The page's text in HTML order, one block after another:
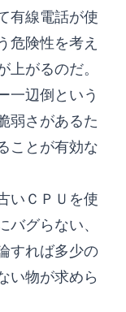
有線電話が使
危険性を考え
上がるのだ。
一辺倒という
弱さがあるた
ことが有効な
いＣＰＵを使
バグらない、
すれば多少の
い物が求めら